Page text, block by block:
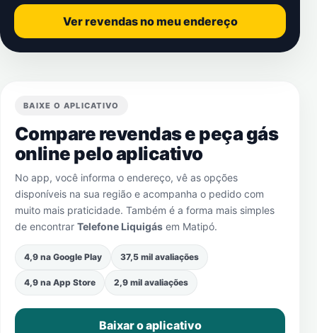
Ver revendas no meu endereço
BAIXE O APLICATIVO
Compare revendas e peça gás
online pelo aplicativo
No app, você informa o endereço, vê as opções
disponíveis na sua região e acompanha o pedido com
muito mais praticidade. Também é a forma mais simples
de encontrar Telefone Liquigás em Matipó.
4,9 na Google Play 37,5 mil avaliações
4,9 na App Store 2,9 mil avaliações
Baixar o aplicativo